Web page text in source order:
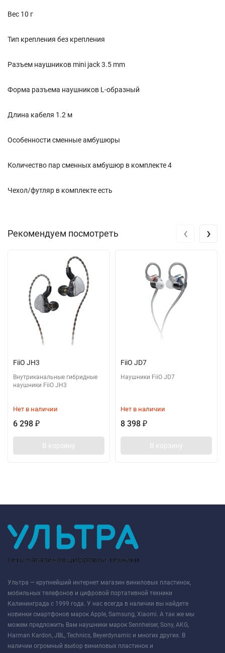
Вес 10 г
Тип крепления без крепления
Разъем наушников mini jack 3.5 mm
Форма разъема наушников L-образный
Длина кабеля 1.2 м
Особенности сменные амбушюры
Количество пар сменных амбушюр в комплекте 4
Чехол/футляр в комплекте есть
Рекомендуем посмотреть
FiiO JH3
Внутриканальные гибридные
наушники FiiO JH3
Нет в наличии
6 298 ₽
В корзину
FiiO JD7
Наушники FiiO JD7
Нет в наличии
8 398 ₽
В корзину
‹ ›
Ультра — крупнейший интернет магазин виниловых пластинок,
мобильных телефонов и цифровой портативной техники
Калининграда с 1999 года. У нас всегда в наличии вы найдете
новинки смартфонов марок Apple, Samsung, Xiaomi. А так же мы
можем предложить Вам наушники марок Sennheiser, Sony, AKG,
Harman Kardon, JBL, Technics, Beyerdynamic и многих других. В
наличии огромный выбор виниловых пластинок и